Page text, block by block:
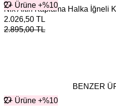
2+ Ürüne +%10
Nix Altın Kaplama Halka İğneli
2.026,50 TL
2.895,00TL
BENZER
2+ Ürüne +%10